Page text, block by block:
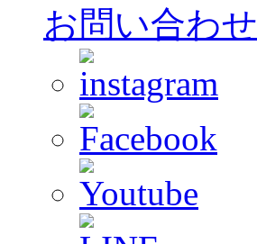
お問い合わせ